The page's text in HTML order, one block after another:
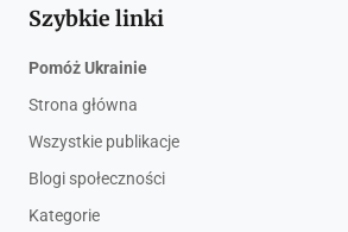
Szybkie linki
Pomóż Ukrainie
Strona główna
Wszystkie publikacje
Blogi społeczności
Kategorie